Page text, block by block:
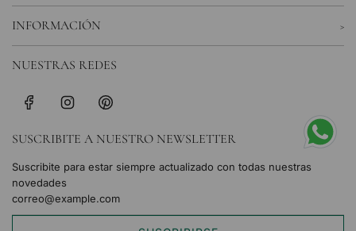
INFORMACIÓN
SUSCRIBITE A NUESTRO NEWSLETTER
Suscribite para estar siempre actualizado con todas nuestras
novedades
NUESTRAS REDES